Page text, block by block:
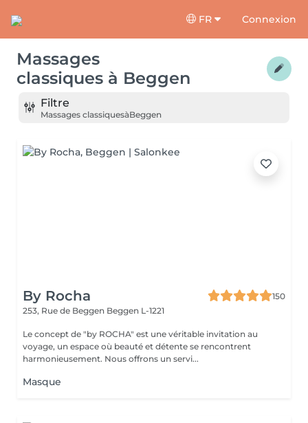
FR Connexion
Massages
classiques à Beggen
Filtre
Massages classiquesàBeggen
By Rocha
150
253, Rue de Beggen Beggen L-1221
Le concept de "by ROCHA" est une véritable invitation au
voyage, un espace où beauté et détente se rencontrent
harmonieusement. Nous offrons un servi...
Masque